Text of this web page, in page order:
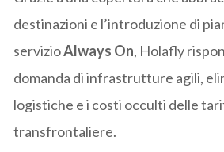
destinazioni e l’introduzione di
servizioAlways On, Holafly
domanda di infrastrutture agili,
logistiche e i costi occulti delle
transfrontaliere.